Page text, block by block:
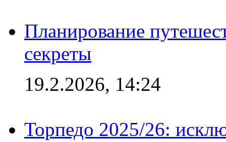
Планирование
секреты
19.2.2026, 14:24
Торпедо 2025/26: